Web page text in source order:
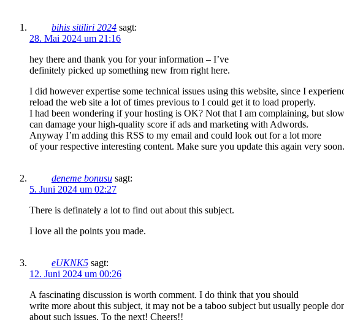
bihis sitiliri 2024 sagt:
28. Mai 2024 um 21:16
hey there and thank you for your information – I’ve
definitely picked up something new from right here.
I did however expertise some technical issues using this website, since I
reload the web site a lot of times previous to I could get it to load properly.
I had been wondering if your hosting is OK? Not that I am complaining, but
can damage your high-quality score if ads and marketing with Adwords.
Anyway I’m adding this RSS to my email and could look out for a lot more
of your respective interesting content. Make sure you update this again very soon.
deneme bonusu sagt:
5. Juni 2024 um 02:27
There is definately a lot to find out about this subject.
I love all the points you made.
eUKNK5 sagt:
12. Juni 2024 um 00:26
A fascinating discussion is worth comment. I do think that you should
write more about this subject, it may not be a taboo subject but usually people
about such issues. To the next! Cheers!!